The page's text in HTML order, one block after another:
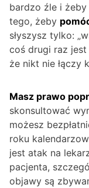
bardzo źle i
tego, żeby
słyszysz tylko:
coś drugi raz
że nikt nie łączy
Masz prawo
skonsultować
możesz
roku
jest atak na
pacjenta,
objawy są